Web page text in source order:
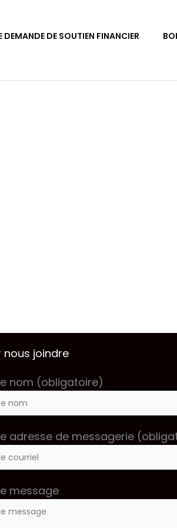
DEMANDE DE SOUTIEN FINANCIER
nous joindre
nom (obligatoire)
adresse de messagerie
message